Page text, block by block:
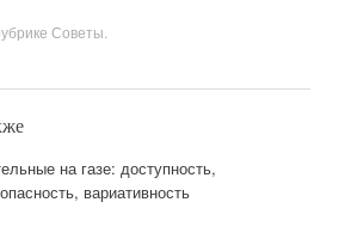
Советы
на газе: доступность,
вариативность